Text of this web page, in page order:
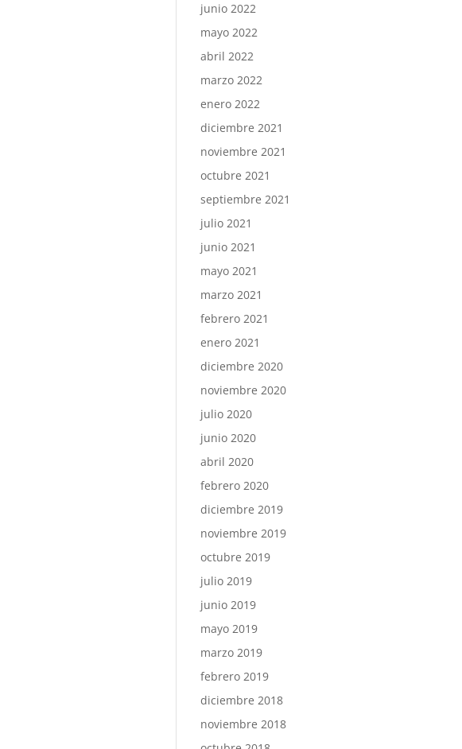
junio 2022
mayo 2022
abril 2022
marzo 2022
enero 2022
diciembre 2021
noviembre 2021
octubre 2021
septiembre 2021
julio 2021
junio 2021
mayo 2021
marzo 2021
febrero 2021
enero 2021
diciembre 2020
noviembre 2020
julio 2020
junio 2020
abril 2020
febrero 2020
diciembre 2019
noviembre 2019
octubre 2019
julio 2019
junio 2019
mayo 2019
marzo 2019
febrero 2019
diciembre 2018
noviembre 2018